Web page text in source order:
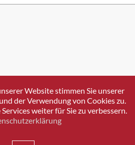
Website stimmen Sie unserer
der Verwendung von Cookies zu.
weiter für Sie zu verbessern.